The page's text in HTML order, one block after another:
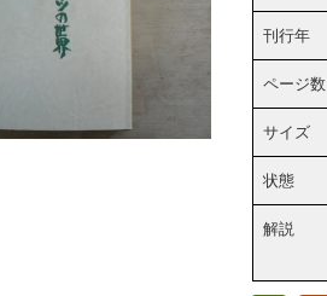
刊行年
ページ数
サイズ
状態
解説